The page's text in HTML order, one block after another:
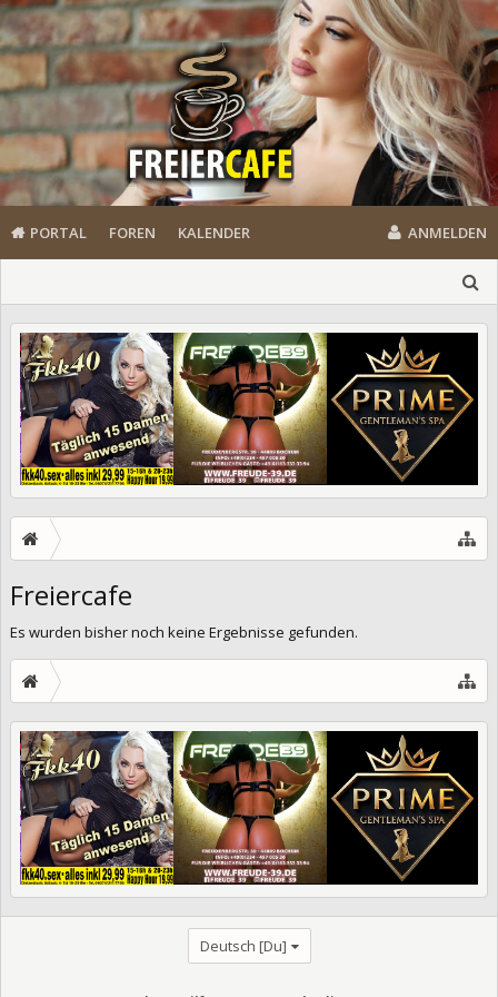
PORTAL FOREN KALENDER ANMELDEN
Freiercafe
Es wurden bisher noch keine Ergebnisse gefunden.
Deutsch [Du]